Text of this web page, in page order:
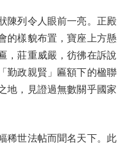
列令人眼前一亮。正殿
的樣貌布置，寶座上方懸
，莊重威嚴，彷彿在訴說
勤政親賢」匾額下的楹聯
地，見證過無數關乎國家
世法帖而聞名天下。此